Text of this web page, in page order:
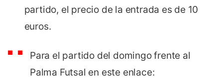
partido, el precio de la entrada es de 10
euros.
Para el partido del domingo frente al
Palma Futsal en este enlace: